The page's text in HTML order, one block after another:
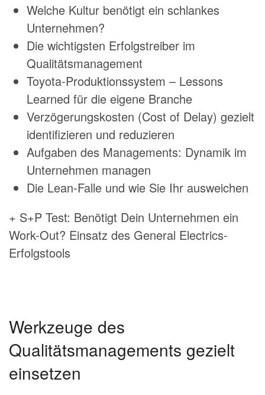
Welche Kultur benötigt ein schlankes
Unternehmen?
Die wichtigsten Erfolgstreiber im
Qualitätsmanagement
Toyota-Produktionssystem – Lessons
Learned für die eigene Branche
Verzögerungskosten (Cost of Delay) gezielt
identifizieren und reduzieren
Aufgaben des Managements: Dynamik im
Unternehmen managen
Die Lean-Falle und wie Sie Ihr ausweichen
+ S+P Test: Benötigt Dein Unternehmen ein
Work-Out? Einsatz des General Electrics-
Erfolgstools
Werkzeuge des
Qualitätsmanagements gezielt
einsetzen